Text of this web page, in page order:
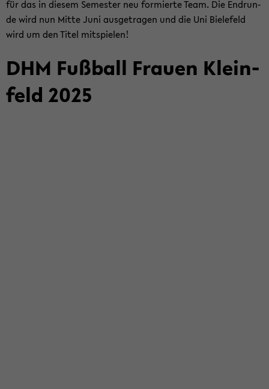
für das in die­sem Se­mes­ter neu for­mier­te Team. Die End­run­
de wird nun Mitte Juni aus­ge­tra­gen und die Uni Bie­le­feld
wird um den Titel mit­spie­len!
DHM Fuß­ball Frau­en Klein­
feld 2025